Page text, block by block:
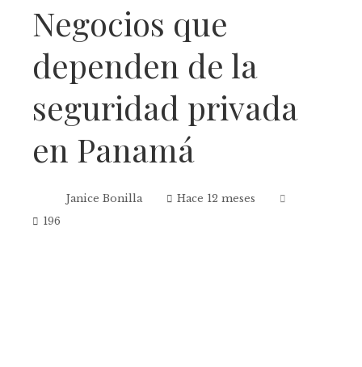
Negocios que
dependen de la
seguridad privada
en Panamá
Janice Bonilla
Hace 12 meses
196